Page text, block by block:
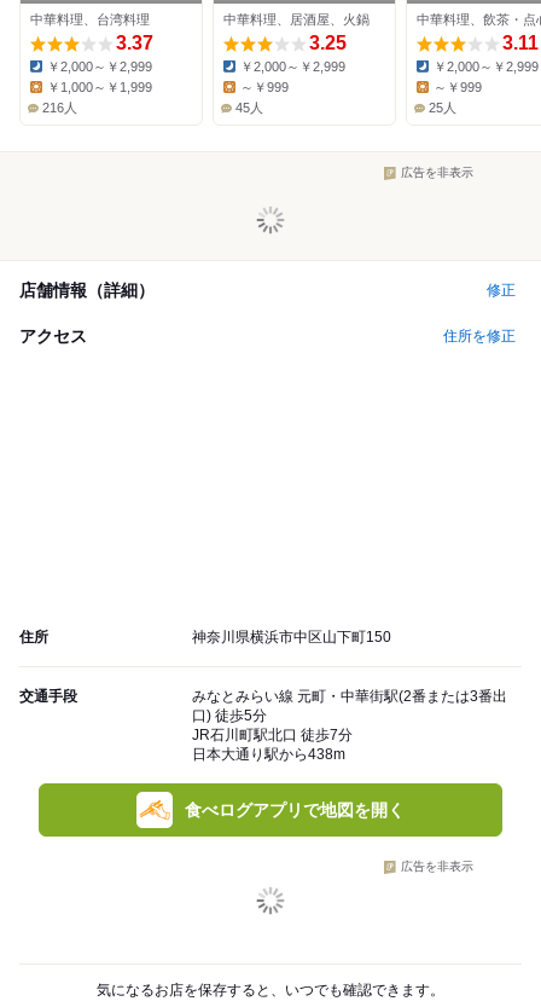
中華料理、台湾料理
3.37
Dinner:
￥2,000～￥2,999
￥1,000～￥1,999
216人
中華料理、居酒屋、火鍋
3.25
Dinner:
￥2,000～￥2,999
Lunch:
～￥999
45人
中華料理、飲茶・点
3.11
Dinner:
￥2,000～￥2,999
Lunch:
～￥999
25人
広告を非表示
店舗情報（詳細） 修正
アクセス 住所を修正
住所 神奈川県横浜市中区山下町150
交通手段
みなとみらい線 元町・中華街駅(2番または3番出
口) 徒歩5分
JR石川町駅北口 徒歩7分
日本大通り駅から438m
食べログアプリで地図を開く
広告を非表示
気になるお店を保存すると、いつでも確認できます。